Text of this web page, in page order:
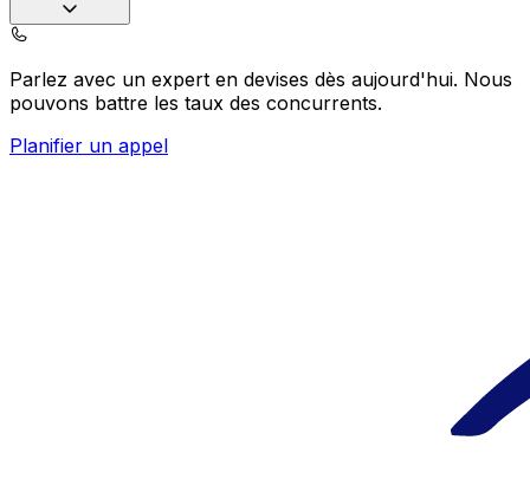
Parlez avec un expert en devises dès aujourd'hui. Nous
pouvons battre les taux des concurrents.
Planifier un appel